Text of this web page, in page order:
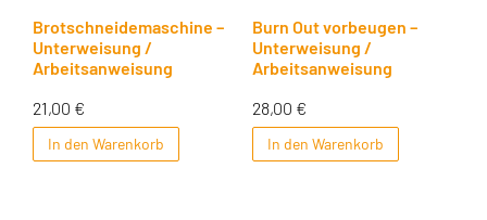
Brotschneidemaschine –
Unterweisung /
Arbeitsanweisung
21,00 €
In den Warenkorb
Burn Out vorbeugen –
Unterweisung /
Arbeitsanweisung
28,00 €
In den Warenkorb